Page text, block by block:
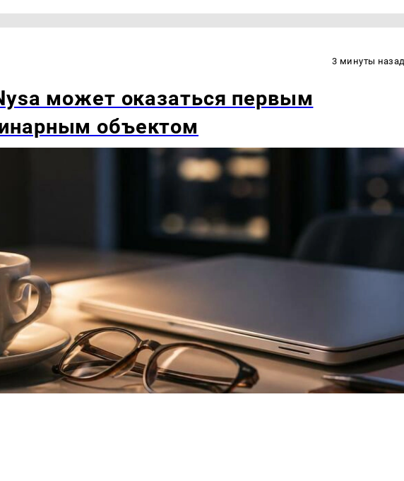
3 минуты назад
может оказаться первым
объектом